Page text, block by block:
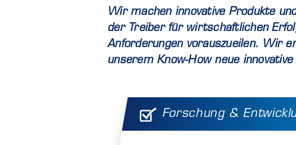
Wir machen innovative Produkte
der Treiber für wirtschaftlichen
Anforderungen vorauszueilen. Wir
unserem Know-How neue
Forschung &